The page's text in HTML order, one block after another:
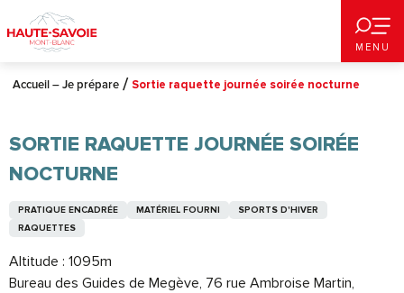
au
contenu
principal
MENU
Accueil – Je prépare Sortie raquette journée soirée nocturne
SORTIE RAQUETTE JOURNÉE SOIRÉE
NOCTURNE
PRATIQUE ENCADRÉE MATÉRIEL FOURNI
SPORTS D'HIVER
RAQUETTES
Altitude : 1095m
Bureau des Guides de Megève, 76 rue Ambroise Martin,